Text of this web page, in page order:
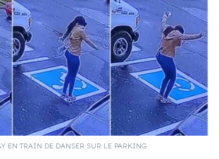
EN TRAIN DE DANSER SUR LE PARKING.